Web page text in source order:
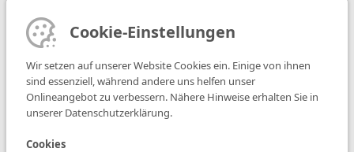
Öffnungszeiten
Montag bis Freitag nach
telefonischer Terminvereinbarung
Cookie-Einstellungen
Wir setzen auf unserer Website Cookies ein. Einige von ihnen
sind essenziell, während andere uns helfen unser
Onlineangebot zu verbessern. Nähere Hinweise erhalten Sie in
unserer Datenschutzerklärung.
Cookies